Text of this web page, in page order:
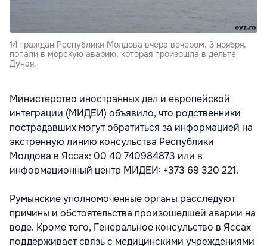
14 граждан Республики Молдова вчера вечером, 3 ноября,
попали в морскую аварию, которая произошла в дельте
Дуная.
Министерство иностранных дел и европейской
интеграции (МИДЕИ) объявило, что родственники
пострадавших могут обратиться за информацией на
экстренную линию консульства Республики
Молдова в Яссах: 00 40 740984873 или в
информационный центр МИДЕИ: +373 69 320 221.
Румынские уполномоченные органы расследуют
причины и обстоятельства произошедшей аварии на
воде. Кроме того, Генеральное консульство в Яссах
поддерживает связь с медицинскими учреждениями